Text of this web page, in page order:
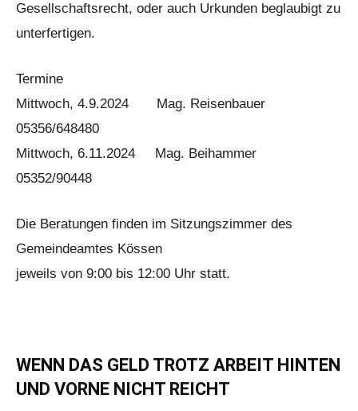
Gesellschaftsrecht, oder auch Urkunden beglaubigt zu
unterfertigen.
Termine
Mittwoch, 4.9.2024 Mag. Reisenbauer
05356/648480
Mittwoch, 6.11.2024 Mag. Beihammer
05352/90448
Die Beratungen finden im Sitzungszimmer des
Gemeindeamtes Kössen
jeweils von 9:00 bis 12:00 Uhr statt.
WENN DAS GELD TROTZ ARBEIT HINTEN
UND VORNE NICHT REICHT